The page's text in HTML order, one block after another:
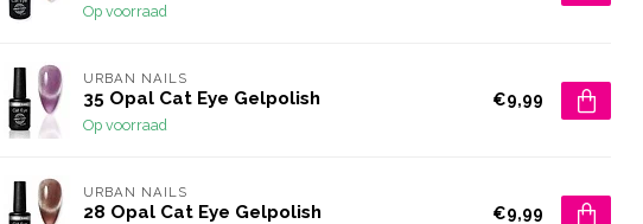
Op voorraad
URBAN NAILS
35 Opal Cat Eye Gelpolish
Op voorraad
€9,99
URBAN NAILS
28 Opal Cat Eye Gelpolish €9,99